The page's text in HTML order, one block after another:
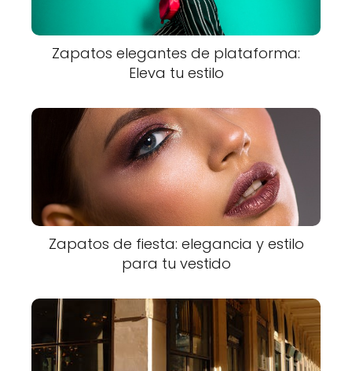
Zapatos elegantes de plataforma:
Eleva tu estilo
Zapatos de fiesta: elegancia y estilo
para tu vestido